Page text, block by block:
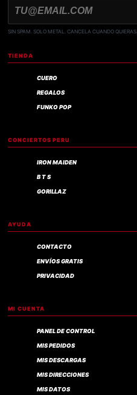
SIN SPAM. SOLO METAL. CANCELA CUANDO QUIERAS.
TIENDA
CUERO
REGALOS
FUNKO POP
CONCIERTOS PERU
IRON MAIDEN
B T S
GORILLAZ
AYUDA
CONTACTO
ENVÍOS GRATIS
PRIVACIDAD
MI CUENTA
PANEL DE CONTROL
MIS PEDIDOS
MIS DESCARGAS
MIS DIRECCIONES
MIS DATOS